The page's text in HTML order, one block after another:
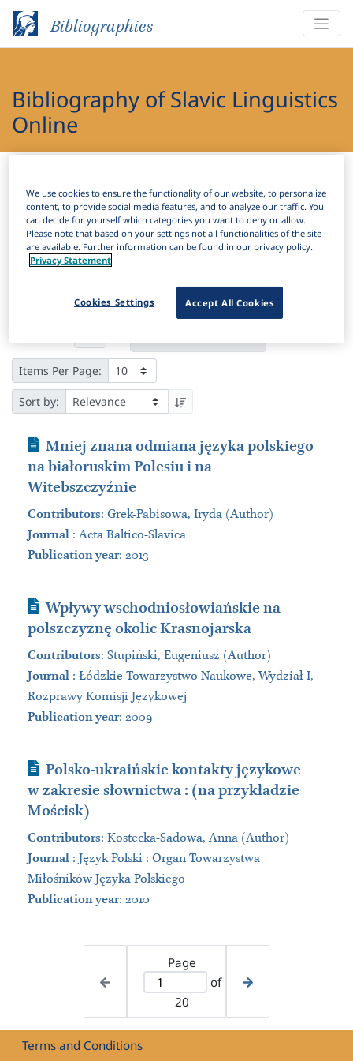
Bibliographies
Bibliography of Slavic Linguistics
Online
Filter Search
Active filters
× Clear all filters
Items Per Page:
Sort by:
Journal Article
Mniej znana odmiana języka polskiego
na białoruskim Polesiu i na
Witebszczyźnie
Contributors: Grek-Pabisowa, Iryda (Author)
Journal :Acta Baltico-Slavica
Publication year: 2013
Journal Article
Wpływy wschodniosłowiańskie na
polszczyznę okolic Krasnojarska
Contributors: Stupiński, Eugeniusz (Author)
Journal : Łódzkie Towarzystwo Naukowe, Wydział I,
Rozprawy Komisji Językowej
Publication year: 2009
Journal Article
Polsko-ukraińskie kontakty językowe
w zakresie słownictwa : (na przykładzie
Mościsk)
Contributors: Kostecka-Sadowa, Anna (Author)
Journal : Język Polski : Organ Towarzystwa
Miłośników Języka Polskiego
Publication year: 2010
Page
of
20
Terms and Conditions
We use cookies to ensure the functionality of our website, to personalize
content, to provide social media features, and to analyze our traffic. You
can decide for yourself which categories you want to deny or allow.
Please note that based on your settings not all functionalities of the site
are available. Further information can be found in our privacy policy.
Privacy Statement
Accept All Cookies
Cookies Settings